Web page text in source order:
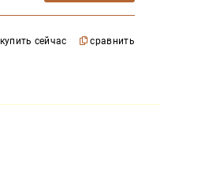
купить сейчас сравнить